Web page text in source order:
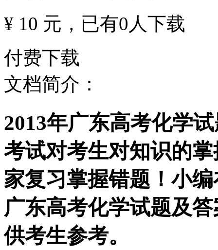
¥ 10 元 ，已有0 人下载
付费下载
文档简介：
2013年广东高考化学
考试对考生对知识的
家复习掌握错题！小
广东高考化学试题及
供考生参考。